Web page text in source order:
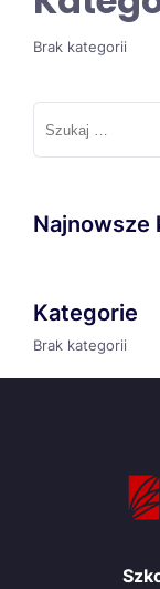
Brak kategorii
Szukaj:
Najnowsze
Kategorie
Brak kategorii